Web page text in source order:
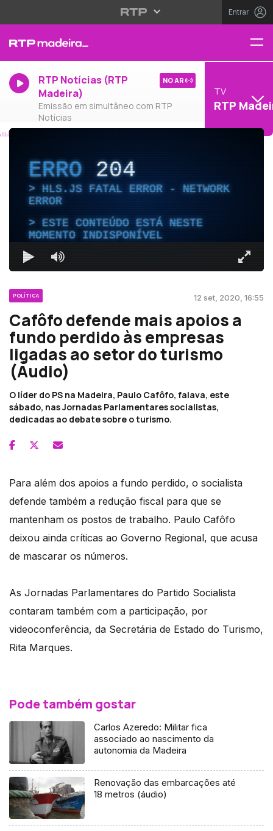
Entrar
RTP Notícias (RTP
Madeira)
Emissão em simultâneo com RTP
Notícias
NO AR
TV
RTP
ERRO204
HLS.JS FATAL ERROR - NETWORK
ERROR
ESTE CONTEÚDO ESTÁ NESTE
MOMENTO INDISPONÍVEL
POLÍTICA 12 set, 2020, 16:55
Cafôfo defende mais apoios a
fundo perdido às empresas
ligadas ao setor do turismo
(Áudio)
O líder do PS na Madeira, Paulo Cafôfo, falava, este
sábado, nas Jornadas Parlamentares socialistas,
dedicadas ao debate sobre o turismo.
Para além dos apoios a fundo perdido, o socialista
defende também a redução fiscal para que se
mantenham os postos de trabalho. Paulo Cafôfo
deixou ainda críticas ao Governo Regional, que acusa
de mascarar os números.
As Jornadas Parlamentares do Partido Socialista
contaram também com a participação, por
videoconferência, da Secretária de Estado do Turismo,
Rita Marques.
Pode também gostar
Carlos Azeredo: Militar fica
associado ao nascimento da
autonomia da Madeira
Renovação das embarcações até
18 metros (áudio)